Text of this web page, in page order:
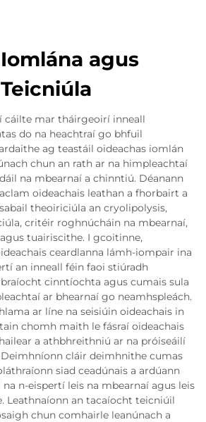
agus
cáilte mar tháirgeoirí inneall
do na heachtraí go bhfuil
ag teastáil oideachas iomlán
chun an rath ar na himpleachtaí
na mbearnaí a chinntiú. Déanann
oideachais leathan a fhorbairt a
theoiriciúla an cryolipolysis,
critéir roghnúcháin na mbearnaí,
tuairiscithe. I gcoitinne,
ceardlanna lámh-iompair ina
an inneall féin faoi stiúradh
cinntíochta agus cumais sula
ar bhearnaí go neamhspleách.
ar líne na seisiúin oideachais in
chomh maith le fásraí oideachais
a athbhreithniú ar na próiseáilí
cláir deimhnithe cumas
siad ceadúnais a ardúann
n-eispertí leis na mbearnaí agus leis
Leathnaíonn an tacaíocht teicniúil
chun comhairle leanúnach a